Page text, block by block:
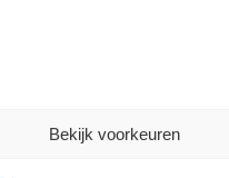
Bekijk voorkeuren